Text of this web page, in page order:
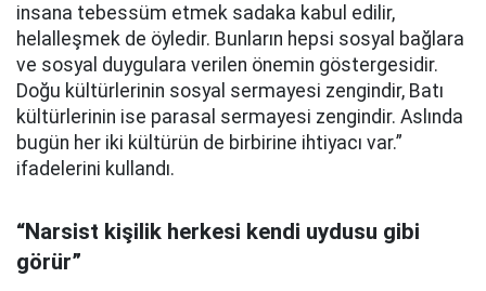
insana tebessüm etmek sadaka kabul edilir,
helalleşmek de öyledir. Bunların hepsi sosyal bağlara
ve sosyal duygulara verilen önemin göstergesidir.
Doğu kültürlerinin sosyal sermayesi zengindir, Batı
kültürlerinin ise parasal sermayesi zengindir. Aslında
bugün her iki kültürün de birbirine ihtiyacı var.”
ifadelerini kullandı.
“Narsist kişilik herkesi kendi uydusu gibi
görür”